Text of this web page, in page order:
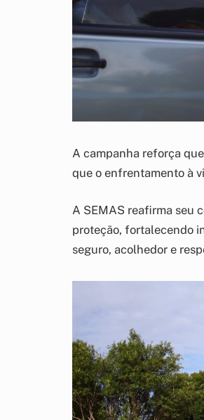
A campanha reforça
que o enfrentamento à
A SEMAS reafirma seu
proteção, fortalecendo
seguro, acolhedor e